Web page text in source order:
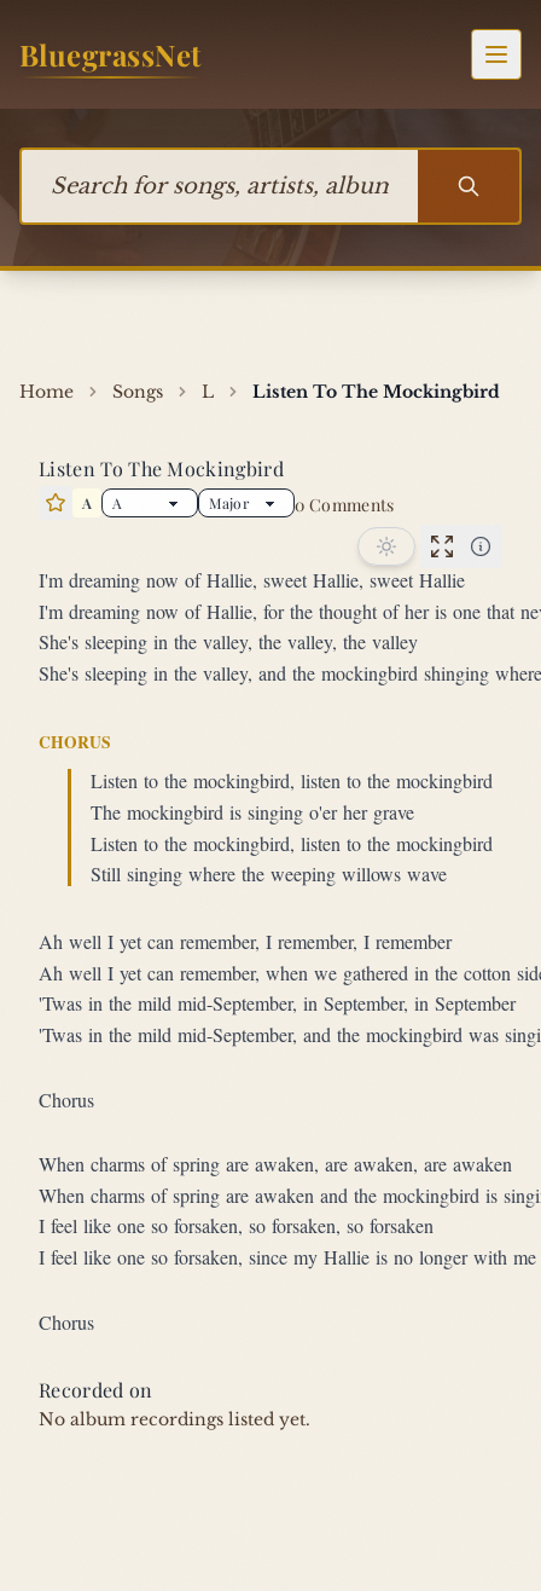
BluegrassNet
Home Songs L Listen To The Mockingbird
Listen To The Mockingbird
Star this song
A 0 Comments
I'm dreaming now of Hallie, sweet Hallie, sweet Hallie
I'm dreaming now of Hallie, for the thought of her is one that
She's sleeping in the valley, the valley, the valley
She's sleeping in the valley, and the mockingbird shinging
CHORUS
Listen to the mockingbird, listen to the mockingbird
The mockingbird is singing o'er her grave
Listen to the mockingbird, listen to the mockingbird
Still singing where the weeping willows wave
Ah well I yet can remember, I remember, I remember
Ah well I yet can remember, when we gathered in the cotton
'Twas in the mild mid-September, in September, in September
'Twas in the mild mid-September, and the mockingbird was
Chorus
When charms of spring are awaken, are awaken, are awaken
When charms of spring are awaken and the mockingbird is
I feel like one so forsaken, so forsaken, so forsaken
I feel like one so forsaken, since my Hallie is no longer with
Chorus
Recorded on
No album recordings listed yet.